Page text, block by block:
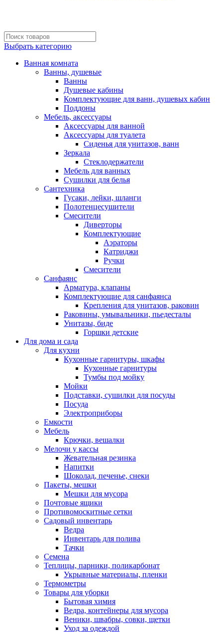
Выбрать категорию
Ванная комната
Ванны, душевые
Ванны
Душевые кабины
Комплектующие для ванн, душевых кабин
Поддоны
Мебель, аксессуары
Аксессуары для ванной
Аксессуары для туалета
Сиденья для унитазов, ванн
Зеркала
Стеклодержатели
Мебель для ванных
Сушилки для белья
Сантехника
Гусаки, лейки, шланги
Полотенцесушители
Смесители
Диверторы
Комплектующие
Аэраторы
Катриджи
Ручки
Смесители
Санфаянс
Арматура, клапаны
Комплектующие для санфаянса
Крепления для унитазов, раковин
Раковины, умывальники, пьедесталы
Унитазы, биде
Горшки детские
Для дома и сада
Для кухни
Кухонные гарнитуры, шкафы
Кухонные гарнитуры
Тумбы под мойку
Мойки
Подставки, сушилки для посуды
Посуда
Электроприборы
Емкости
Мебель
Крючки, вешалки
Мелочи у кассы
Жевательная резинка
Напитки
Шоколад, печенье, снеки
Пакеты, мешки
Мешки для мусора
Почтовые ящики
Противомоскитные сетки
Садовый инвентарь
Ведра
Инвентарь для полива
Тачки
Семена
Теплицы, парники, поликарбонат
Укрывные материалы, пленки
Термометры
Товары для уборки
Бытовая химия
Ведра, контейнеры для мусора
Веники, швабры, совки, щетки
Уход за одеждой